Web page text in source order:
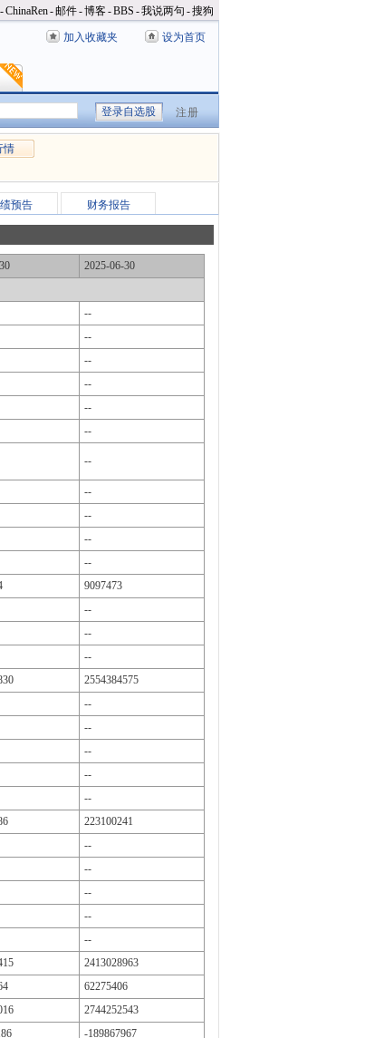
-ChinaRen-邮件-博客-BBS -我说两句 -搜狗
加入收藏夹 设为首页
注册
情
预告 财务报告
2025-06-30
--
--
--
--
--
--
--
--
--
--
--
9097473
--
--
--
2554384575
--
--
--
--
--
223100241
--
--
--
--
--
2413028963
62275406
2744252543
-189867967